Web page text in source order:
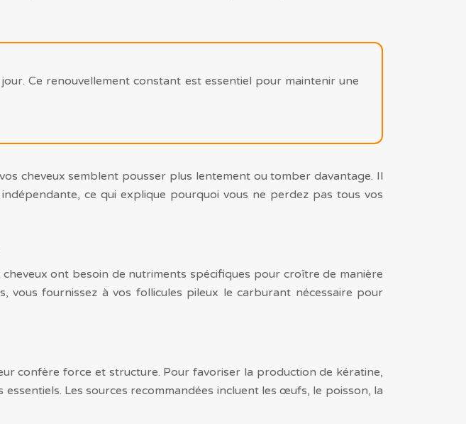
Ce renouvellement constant est essentiel pour maintenir une
cheveux semblent pousser plus lentement ou tomber davantage. Il
ce qui explique pourquoi vous ne perdez pas tous vos
ont besoin de nutriments spécifiques pour croître de manière
vous fournissez à vos follicules pileux le carburant nécessaire pour
confère force et structure. Pour favoriser la production de kératine,
Les sources recommandées incluent les œufs, le poisson, la